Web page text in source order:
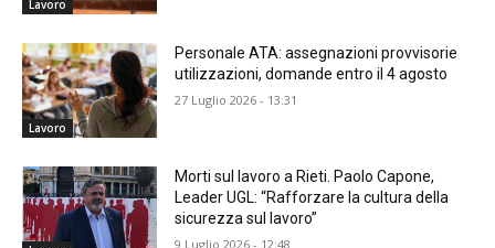
Lavoro
Lavoro
Personale ATA: assegnazioni provvisorie
utilizzazioni, domande entro il 4 agosto
27 Luglio 2026 - 13:31
Morti sul lavoro a Rieti. Paolo Capone,
Leader UGL: “Rafforzare la cultura della
sicurezza sul lavoro”
9 Luglio 2026 - 12:48